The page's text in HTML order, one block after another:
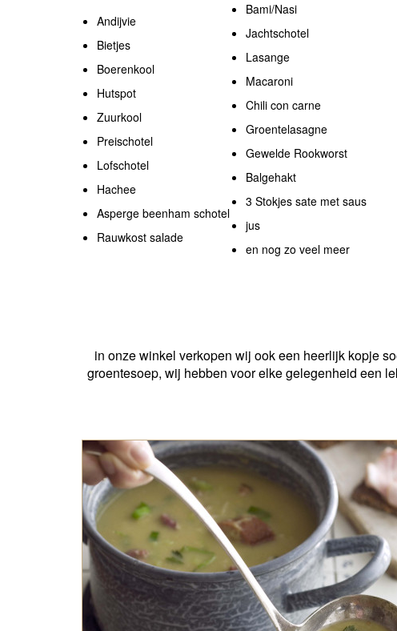
Andijvie
Bietjes
Boerenkool
Hutspot
Zuurkool
Preischotel
Lofschotel
Hachee
Asperge beenham schotel
Rauwkost salade
Bami/Nasi
Jachtschotel
Lasange
Macaroni
Chili con carne
Groentelasagne
Gewelde Rookworst
Balgehakt
3 Stokjes sate met saus
jus
en nog zo veel meer
in onze winkel verkopen wij ook een heerlijk kopje
groentesoep, wij hebben voor elke gelegenheid een